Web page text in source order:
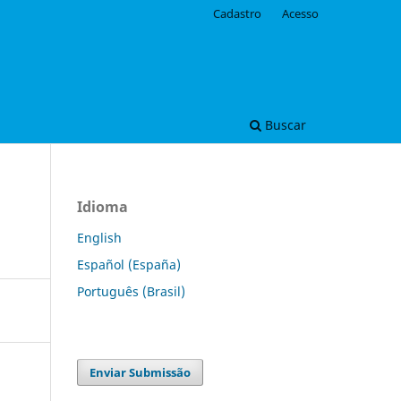
Buscar
Cadastro Acesso
Idioma
English
Español (España)
Português (Brasil)
Enviar Submissão